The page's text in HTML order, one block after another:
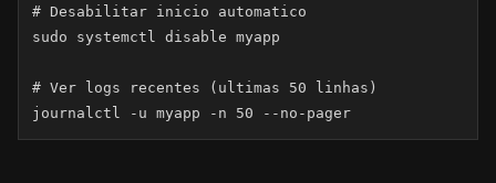
# Desabilitar inicio automatico
sudo systemctl disable myapp
# Ver logs recentes (ultimas 50 linhas)
journalctl -u myapp -n 50 --no-pager